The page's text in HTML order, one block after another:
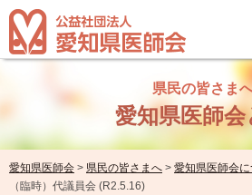
県民の皆さま
愛知県医師
愛知県医師会 > 県民の皆さまへ > 愛知県医師会に
（臨時）代議員会 (R2.5.16)